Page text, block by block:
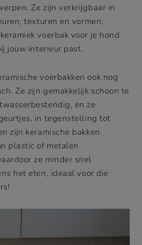
Ze zijn verkrijgbaar in
texturen en vormen,
voerbak voor je hond
jouw interieur past.
voerbakken ook nog
Ze zijn gemakkelijk schoon te
en ze
in tegenstelling tot
zijn keramische bakken
plastic of metalen
ze minder snel
het eten, ideaal voor die